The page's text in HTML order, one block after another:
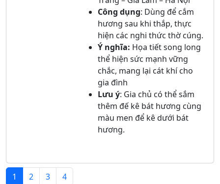
Công dụng: Dùng để cắm
hương sau khi thắp, thực
hiện các nghi thức thờ cúng.
Ý nghĩa: Họa tiết song long
thể hiện sức mạnh vững
chắc, mang lại cát khí cho
gia đình
Lưu ý: Gia chủ có thể sắm
thêm đế kê bát hương cùng
màu men để kê dưới bát
hương.
1 2 3 4